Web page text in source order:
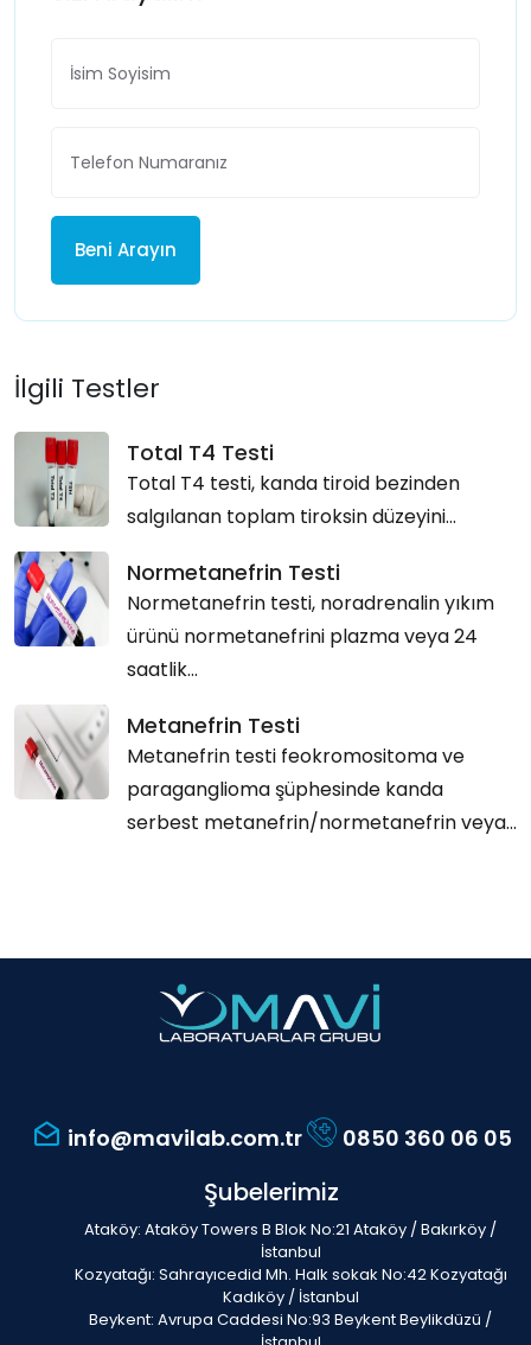
Beni Arayın
İlgili Testler
Total T4 Testi
Total T4 testi, kanda tiroid bezinden
salgılanan toplam tiroksin düzeyini...
Normetanefrin Testi
Normetanefrin testi, noradrenalin yıkım
ürünü normetanefrini plazma veya 24
saatlik...
Metanefrin Testi
Metanefrin testi feokromositoma ve
paraganglioma şüphesinde kanda
serbest metanefrin/normetanefrin veya...
info@mavilab.com.tr 0850 360 06 05
Şubelerimiz
Ataköy: Ataköy Towers B Blok No:21 Ataköy / Bakırköy /
İstanbul
Kozyatağı: Sahrayıcedid Mh. Halk sokak No:42 Kozyatağı
Kadıköy / İstanbul
Beykent: Avrupa Caddesi No:93 Beykent Beylikdüzü /